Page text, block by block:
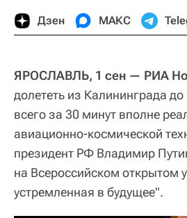
Дзен МАКС
ЯРОСЛАВЛЬ, 1 сен — РИА
долететь из Калининграда
всего за 30 минут вполне
авиационно-космической
президент РФ Владимир
на Всероссийском открытом
устремленная в будущее".